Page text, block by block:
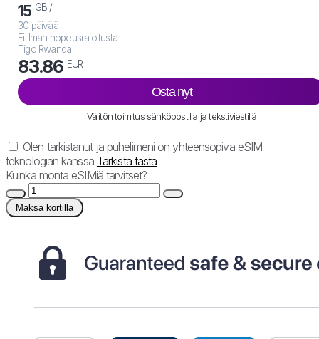
15 GB /
30 päivää
Ei ilman nopeusrajoitusta
Tigo Rwanda
83.86 EUR
Osta nyt
Välitön toimitus sähköpostilla ja tekstiviestillä
Olen tarkistanut ja puhelimeni on yhteensopiva eSIM-
teknologian kanssa Tarkista tästä
Kuinka monta eSIMiä tarvitset?
Maksa kortilla